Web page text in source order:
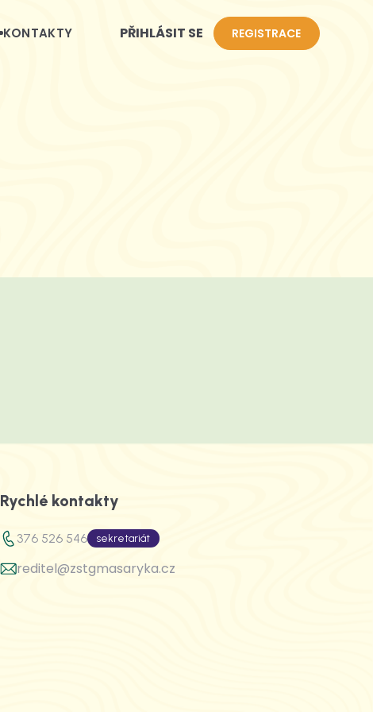
KONTAKTY PŘIHLÁSIT SE REGISTRACE
Rychlé kontakty
376 526 546 sekretariát
reditel@zstgmasaryka.cz